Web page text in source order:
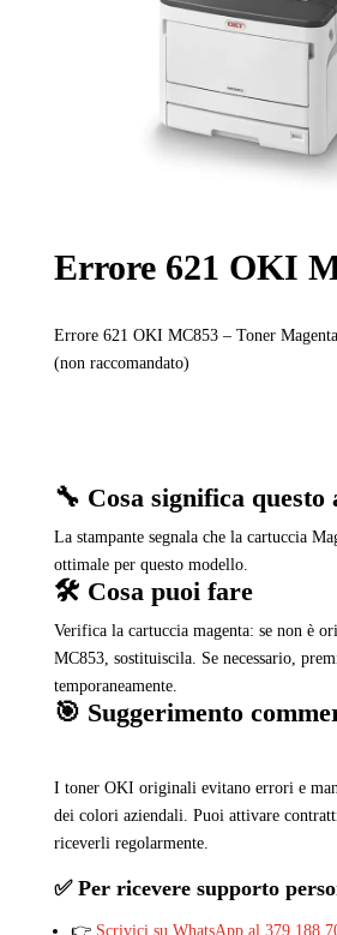
Errore 621 OKI
Errore 621 OKI MC853 – Toner
(non raccomandato)
🔧 Cosa significa questo
La stampante segnala che la cartuccia
ottimale per questo modello.
🛠️ Cosa puoi fare
Verifica la cartuccia magenta: se non è
MC853, sostituiscila. Se necessario,
temporaneamente.
🎯 Suggerimento
I toner OKI originali evitano errori e
dei colori aziendali. Puoi attivare
riceverli regolarmente.
✅ Per ricevere supporto
👉 Scrivici su WhatsApp al 379 188